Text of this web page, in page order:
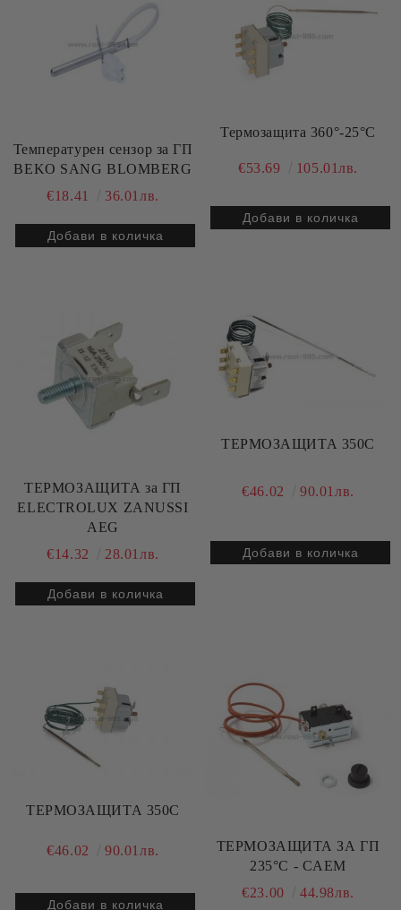
Температурен сензор за ГП
BEKO SANG BLOMBERG
€18.41
36.01лв.
Термозащита 360°-25°C
€53.69 105.01лв.
ТЕРМОЗАЩИТА за ГП
ELECTROLUX ZANUSSI
AEG
€14.32
28.01лв.
ТЕРМОЗАЩИТА 350C
€46.02 90.01лв.
ТЕРМОЗАЩИТА 350C
€46.02 90.01лв.
ТЕРМОЗАЩИТА ЗА ГП
235°C - CAEM
€23.00
44.98лв.